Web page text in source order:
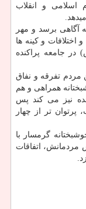
اسلامی و انقلاب
آگاهی برسد و مهر
و كینه ها
جامعه پراكنده
مردم تفرقه و نفاق
همراهی و هم
نیز می كند پس
پرتوان تر از چهار
گرمسار با
اتفاقات